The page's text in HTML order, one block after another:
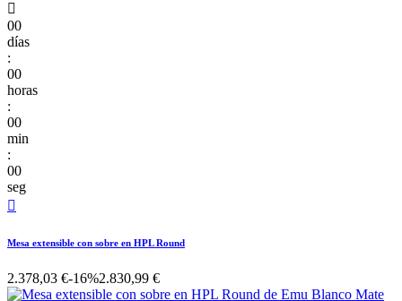

00
días
:
00
horas
:
00
min
:
00
seg

Mesa extensible con sobre en HPL Round
2.378,03 €-16%2.830,99 €